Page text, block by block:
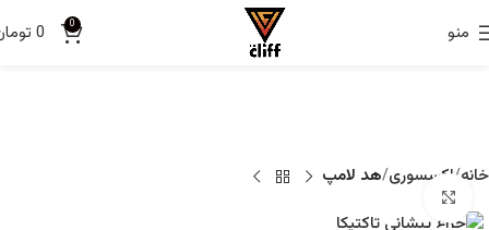
منو 0
0
خانه اکسسوری هد لامپ